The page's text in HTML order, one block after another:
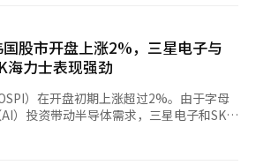
“当天韩国股市因中东紧张局势加剧，风
他分析称：“本周KOSPI和KOSDAQ连续
机制，极端波动的市场状态持续。”※
系统翻译与编辑。
于51711.65点。标准普尔500指数下跌
7408.30点，科技股主导的纳斯达克综合指
，收于25137.69点。 尤其是，
大幅下跌。尽管Alphabet的业绩超出市
智能投资导致的自由现金流（FCF）恶
斯拉因第二季度业绩不佳及投资扩张带来
此，Kiwoom证券的研
国内股市将因美伊地缘政治不确定性加大
务良好业绩和CAPEX扩大，重新确认了
和数据中心投资的扩张，从而支持了AI投
“尽管外部不确定性存在，外资连续四个
由于对数据中心投资扩大
关股也表现强劲。由于美国数据中心密集
电力基础设施扩充的必要性凸显，LS
股票大幅上涨。 Kosdaq指数收盘
报790.28点。外资和机构分别净买入
韩元，成为指数上涨的主要推动力。机构
个人投资者则净卖出1兆2205亿韩元。 在
电子较前一交易日上涨2.11%，报26万
涨2.02%，报186万7000韩元。三星电机
方案（3.89%）、三星生命（2.34%）等
则下跌1.34%。 昨晚，Alphabet
CAPEX）预期，市场普遍认为这将推动对
投资者信心。Alphabet第二季度的云服
股市开盘上涨2%，三星电子与
海力士表现强劲
）在开盘初期上涨超过2%。由于字母
）投资带动半导体需求，三星电子和SK海
国交易所的数据，截